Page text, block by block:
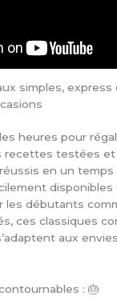
simples, express
heures pour
recettes testées
en un temps
disponibles
les débutants
ces classiques
aux
: 🎂